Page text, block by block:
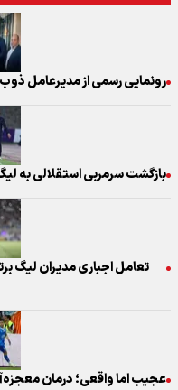
رونمایی رسمی از مدیرعامل
بازگشت سرمربی استقلالی به
تعامل اجباری مدیران لیگ
عجیب اما واقعی؛ درمان